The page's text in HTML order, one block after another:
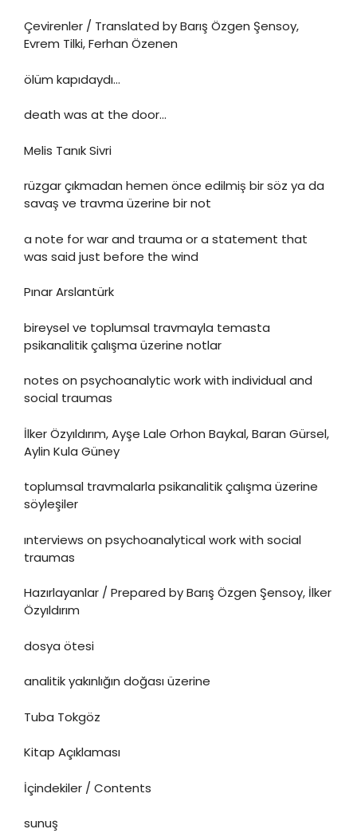
Çevirenler / Translated by Barış Özgen Şensoy,
Evrem Tilki, Ferhan Özenen
ölüm kapıdaydı…
death was at the door…
Melis Tanık Sivri
rüzgar çıkmadan hemen önce edilmiş bir söz ya da
savaş ve travma üzerine bir not
a note for war and trauma or a statement that
was said just before the wind
Pınar Arslantürk
bireysel ve toplumsal travmayla temasta
psikanalitik çalışma üzerine notlar
notes on psychoanalytic work with individual and
social traumas
İlker Özyıldırım, Ayşe Lale Orhon Baykal, Baran Gürsel,
Aylin Kula Güney
toplumsal travmalarla psikanalitik çalışma üzerine
söyleşiler
ınterviews on psychoanalytical work with social
traumas
Hazırlayanlar / Prepared by Barış Özgen Şensoy, İlker
Özyıldırım
dosya ötesi
analitik yakınlığın doğası üzerine
Tuba Tokgöz
Kitap Açıklaması
İçindekiler / Contents
sunuş